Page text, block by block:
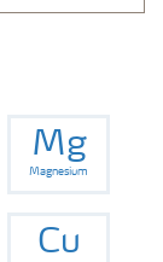
Mg
Magnesium
Cu